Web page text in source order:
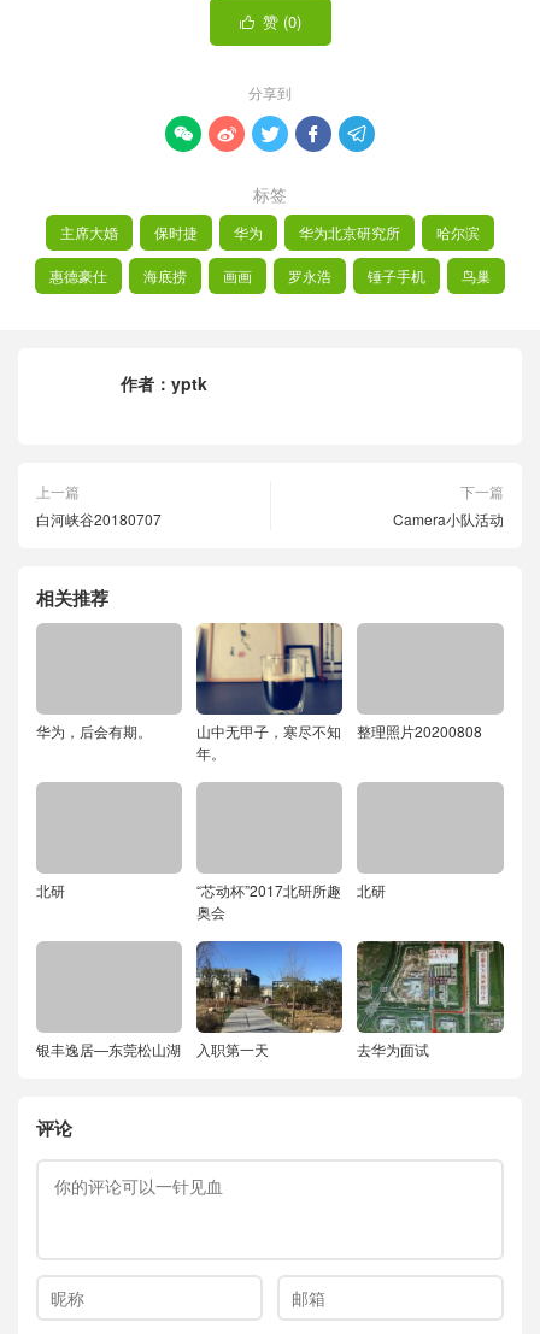
 赞 (0)
分享到
    
标签
主席大婚 保时捷 华为 华为北京研究所 哈尔滨
惠德豪仕 海底捞 画画 罗永浩 锤子手机 鸟巢
作者： yptk
上一篇
白河峡谷20180707
下一篇
Camera小队活动
相关推荐
华为，后会有期。
山中无甲子，寒尽不知
年。
整理照片20200808
北研
“芯动杯”2017北研所趣
奥会
北研
银丰逸居—东莞松山湖 入职第一天 去华为面试
评论